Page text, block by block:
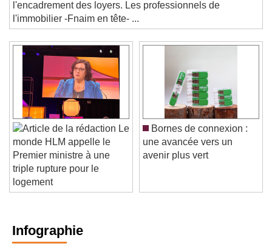
l'encadrement des loyers. Les professionnels de
l'immobilier -Fnaim en tête- ...
monde HLM appelle le
Premier ministre à une
triple rupture pour le
logement
Bornes de connexion :
une avancée vers un
Infographie